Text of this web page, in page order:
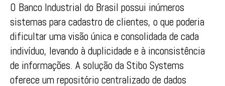
O Banco Industrial do Brasil possui inúmeros
sistemas para cadastro de clientes, o que poderia
dificultar uma visão única e consolidada de cada
indivíduo, levando à duplicidade e à inconsistência
de informações. A solução da Stibo Systems
oferece um repositório centralizado de dados